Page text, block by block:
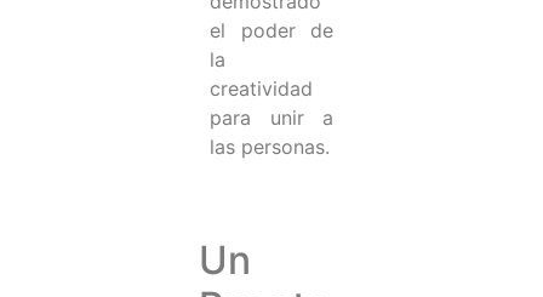
el poder de
la
creatividad
para unir a
las personas.
Un